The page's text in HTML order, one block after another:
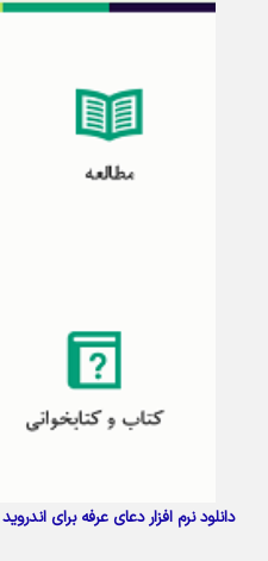
دانلود نرم افزار دعای عرفه برای اندروید